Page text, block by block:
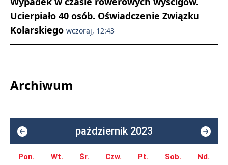
Ucierpiało 40 osób. Oświadczenie Związku
Kolarskiego wczoraj, 12:43
Archiwum
październik 2023
Pon. Wt. Śr. Czw. Pt. Sob. Nd.